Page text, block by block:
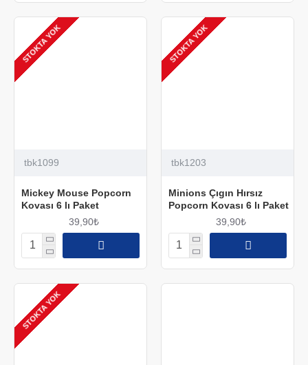
STOKTA YOK
tbk1099
Mickey Mouse Popcorn
Kovası 6 lı Paket
39,90₺
STOKTA YOK
tbk1203
Minions Çıgın Hırsız
Popcorn Kovası 6 lı Paket
39,90₺
STOKTA YOK